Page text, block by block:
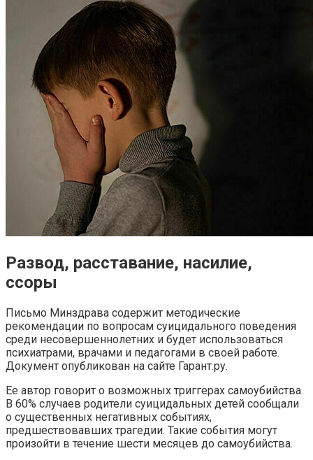
Развод, расставание, насилие,
ссоры
Письмо Минздрава содержит методические
рекомендации по вопросам суицидального поведения
среди несовершеннолетних и будет использоваться
психиатрами, врачами и педагогами в своей работе.
Документ опубликован на сайте Гарант.ру.
Ее автор говорит о возможных триггерах самоубийства.
В 60% случаев родители суицидальных детей сообщали
о существенных негативных событиях,
предшествовавших трагедии. Такие события могут
произойти в течение шести месяцев до самоубийства.